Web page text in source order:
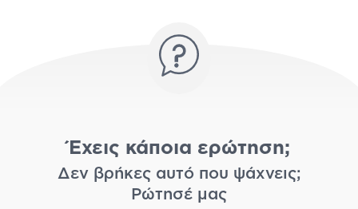
Έχεις κάποια ερώτηση;
Δεν βρήκες αυτό που ψάχνεις;
Ρώτησέ μας